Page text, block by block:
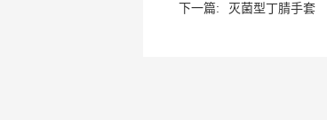
下一篇:
灭菌型丁腈手套